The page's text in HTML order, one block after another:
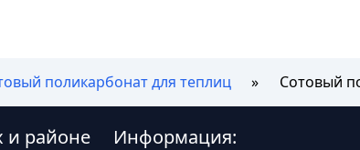
поликарбонат для теплиц Сотовый
и районе
Информация: